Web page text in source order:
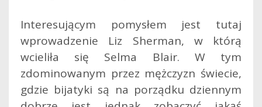
Interesującym pomysłem jest tutaj
wprowadzenie Liz Sherman, w którą
wcieliła się Selma Blair. W tym
zdominowanym przez mężczyzn świecie,
gdzie bijatyki są na porządku dziennym